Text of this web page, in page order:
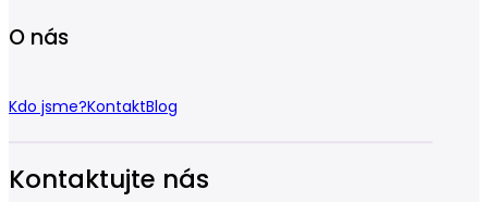
O nás
Kdo jsme?KontaktBlog
Kontaktujte nás